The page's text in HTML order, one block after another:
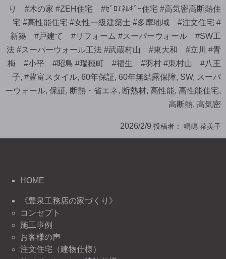
り #木の家 #ZEH住宅 #ｾﾞﾛｴﾈﾙｷﾞｰ住宅 #高気密高断熱住
宅 #高性能住宅 #女性一級建築士 #多摩地域 #注文住宅 #
新築 #戸建て #リフォーム #スーパーウォール #SW工
法 #スーパーウォール工法 #武蔵村山 #東大和 #立川 #青
梅 #小平 #昭島 #瑞穂町 #福生 #羽村 #東村山 #八王
子, #豊富スタイル, 60年保証, 60年無結露保障, SW, スーパ
ーウォール, 保証, 断熱・省エネ, 断熱材, 高性能, 高性能住宅,
高断熱, 高気密
2026/2/9 投稿者： 鳴嶋 菜美子
HOME
《豊泉工務店の家づくり》
コンセプト
施工事例
お客様の声
注文住宅（建物仕様）